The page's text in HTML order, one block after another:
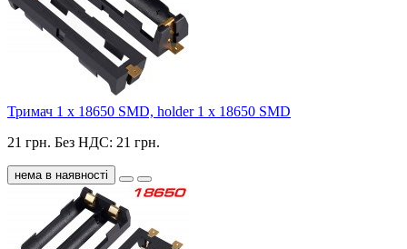
Тримач 1 х 18650 SMD, holder 1 x 18650 SMD
21 грн. Без НДС: 21 грн.
нема в наявності